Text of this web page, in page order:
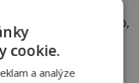
situaci neulehčovalo,
Alexandru
domnívali, že
a republiku i
cookie.
a analýze